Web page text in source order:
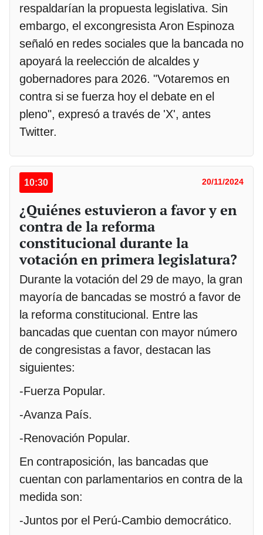
respaldarían la propuesta legislativa. Sin
embargo, el excongresista Aron Espinoza
señaló en redes sociales que la bancada no
apoyará la reelección de alcaldes y
gobernadores para 2026. "Votaremos en
contra si se fuerza hoy el debate en el
pleno", expresó a través de 'X', antes
Twitter.
10:30 20/11/2024
¿Quiénes estuvieron a favor y en
contra de la reforma
constitucional durante la
votación en primera legislatura?
Durante la votación del 29 de mayo, la gran
mayoría de bancadas se mostró a favor de
la reforma constitucional. Entre las
bancadas que cuentan con mayor número
de congresistas a favor, destacan las
siguientes:
-Fuerza Popular.
-Avanza País.
-Renovación Popular.
En contraposición, las bancadas que
cuentan con parlamentarios en contra de la
medida son:
-Juntos por el Perú-Cambio democrático.